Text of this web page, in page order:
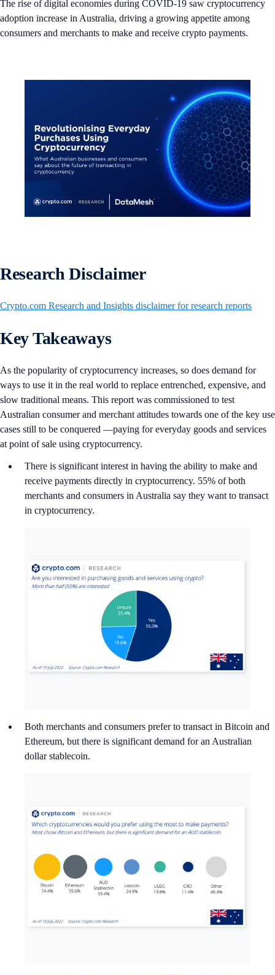
The rise of digital economies during COVID-19 saw cryptocurrency
adoption increase in Australia, driving a growing appetite among
consumers and merchants to make and receive crypto payments.
Research Disclaimer
Crypto.com Research and Insights disclaimer for research reports
Key Takeaways
As the popularity of cryptocurrency increases, so does demand for
ways to use it in the real world to replace entrenched, expensive, and
slow traditional means. This report was commissioned to test
Australian consumer and merchant attitudes towards one of the key use
cases still to be conquered —paying for everyday goods and services
at point of sale using cryptocurrency.
There is significant interest in having the ability to make and
receive payments directly in cryptocurrency. 55% of both
merchants and consumers in Australia say they want to transact
in cryptocurrency.
Both merchants and consumers prefer to transact in Bitcoin and
Ethereum, but there is significant demand for an Australian
dollar stablecoin.